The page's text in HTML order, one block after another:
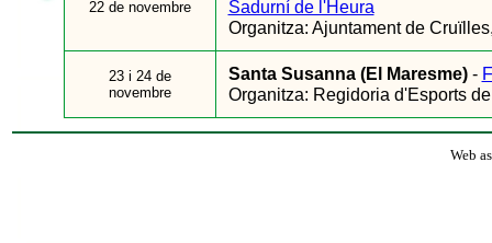
22 de novembre
Sadurní de l'Heura
Organitza: Ajuntament de
23 i 24 de
novembre
Santa Susanna (El Maresme)-
Organitza: Regidoria d'Esports
Web